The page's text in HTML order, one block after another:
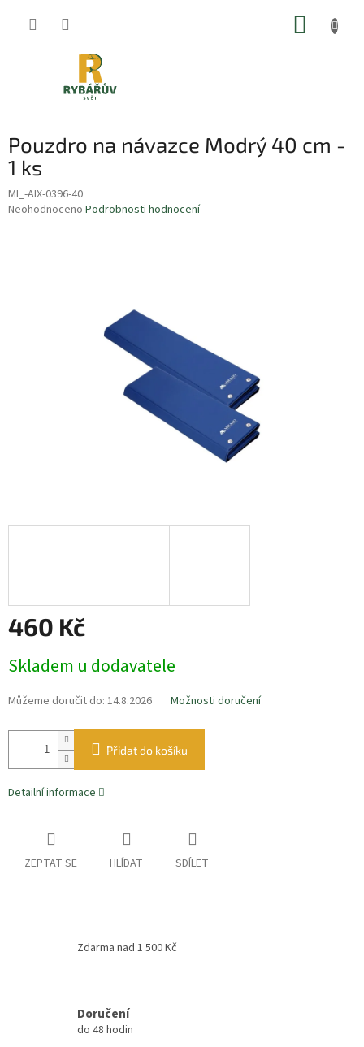
Pouzdro na návazce Modrý 40 cm -
1 ks
MI_-AIX-0396-40
Průměrné
Neohodnoceno Podrobnosti hodnocení
460 Kč
cena:
Skladem u dodavatele
Můžeme doručit do: 14.8.2026 Možnosti doručení
Přidat do košíku
Detailní informace
ZEPTAT SE HLÍDAT SDÍLET
Zdarma nad 1 500 Kč
Doručení
do 48 hodin